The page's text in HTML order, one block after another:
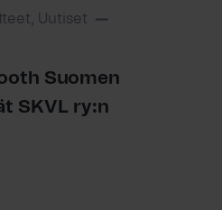
Uutiset
Suomen
SKVL ry:n